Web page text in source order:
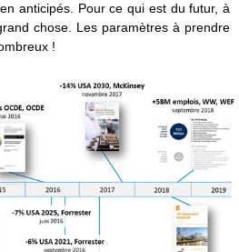
anticipés. Pour ce qui est du futur, à
chose. Les paramètres à prendre
!